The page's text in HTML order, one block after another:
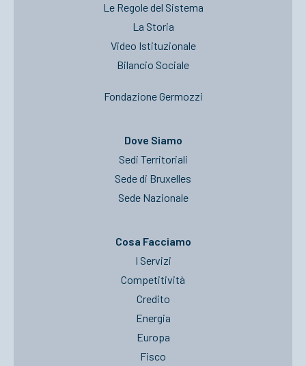
Le Regole del Sistema
La Storia
Video Istituzionale
Bilancio Sociale
Fondazione Germozzi
Dove Siamo
Sedi Territoriali
Sede di Bruxelles
Sede Nazionale
Cosa Facciamo
I Servizi
Competitività
Credito
Energia
Europa
Fisco